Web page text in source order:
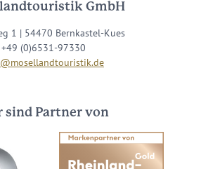
GmbH
1 | 54470 Bernkastel-Kues
+49 (0)6531-97330
sind Partner von